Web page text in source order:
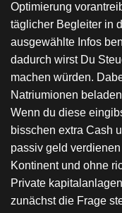
Optimierung
täglicher Begleiter in
ausgewählte Infos
dadurch wirst Du
machen würden.
Natriumionen
Wenn du diese
bisschen extra Cash
passiv geld
Kontinent und ohne
Private
zunächst die Frage